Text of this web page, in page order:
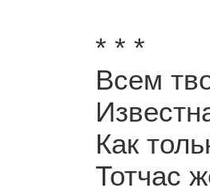
* * *
Всем
Как
Тотчас